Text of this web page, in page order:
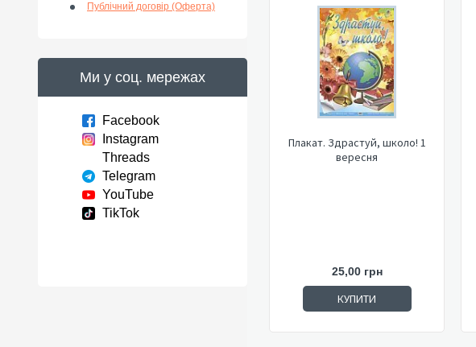
Публічний договір (Оферта)
Ми у соц. мережах
Facebook
Instagram
Threads
Telegram
YouTube
TikTok
Плакат. Здрастуй, школо! 1
вересня
25,00 грн
КУПИТИ